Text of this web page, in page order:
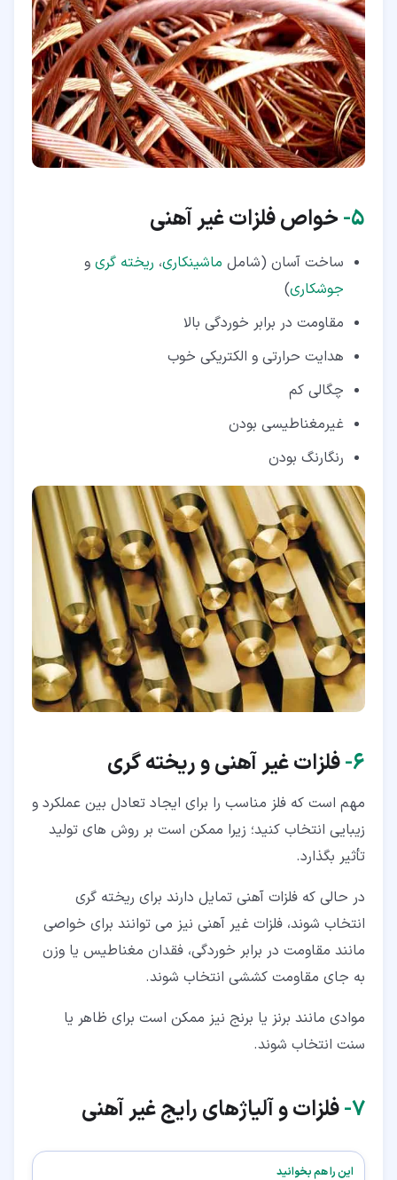
۵‏- خواص فلزات غیر آهنی
ساخت آسان (شامل ماشینکاری، ریخته گری و
جوشکاری)
مقاومت در برابر خوردگی بالا
هدایت حرارتی و الکتریکی خوب
چگالی کم
غیرمغناطیسی بودن
رنگارنگ بودن
۶‏- فلزات غیر آهنی و ریخته گری
مهم است که فلز مناسب را برای ایجاد تعادل بین عملکرد و
زیبایی انتخاب کنید؛ زیرا ممکن است بر روش های تولید
تأثیر بگذارد.
در حالی که فلزات آهنی تمایل دارند برای ریخته گری
انتخاب شوند، فلزات غیر آهنی نیز می توانند برای خواصی
مانند مقاومت در برابر خوردگی، فقدان مغناطیس یا وزن
به جای مقاومت کششی انتخاب شوند.
موادی مانند برنز یا برنج نیز ممکن است برای ظاهر یا
سنت انتخاب شوند.
۷‏- فلزات و آلیاژهای رایج غیر آهنی
این را هم بخوانید